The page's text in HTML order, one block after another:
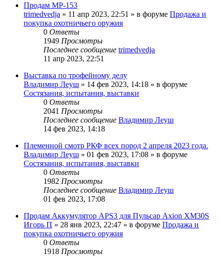
Продам МР-153
trimedvedja » 11 апр 2023, 22:51 » в форуме Продажа и
покупка охотничьего оружия
0 Ответы
1949 Просмотры
Последнее сообщение trimedvedja
11 апр 2023, 22:51
Выставка по трофейному делу
Владимир Леуш » 14 фев 2023, 14:18 » в форуме
Состязания, испытания, выставки
0 Ответы
2041 Просмотры
Последнее сообщение Владимир Леуш
14 фев 2023, 14:18
Племенной смотр РКФ всех пород 2 апреля 2023 года.
Владимир Леуш » 01 фев 2023, 17:08 » в форуме
Состязания, испытания, выставки
0 Ответы
1982 Просмотры
Последнее сообщение Владимир Леуш
01 фев 2023, 17:08
Продам Аккумулятор APS3 для Пульсар Axion XM30S
Игорь П » 28 янв 2023, 22:47 » в форуме Продажа и
покупка охотничьего оружия
0 Ответы
1918 Просмотры